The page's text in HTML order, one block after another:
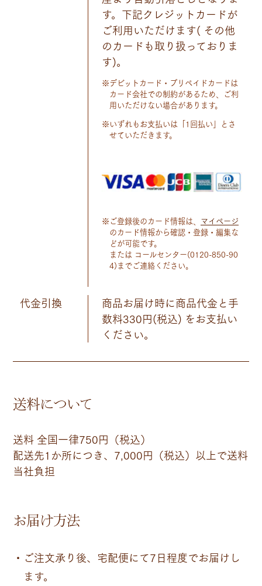
す。下記クレジットカードが
ご利用いただけます( その他
のカードも取り扱っておりま
す)。
※デビットカード・プリペイドカードは
カード会社での制約があるため、ご利
用いただけない場合があります。
※いずれもお支払いは「1回払い」とさ
せていただきます。
※ご登録後のカード情報は、 マイページ
のカード情報から確認・登録・編集な
どが可能です。
または コールセンター(0120-850-90
4)までご連絡ください。
代金引換
商品お届け時に商品代金と手
数料330円(税込) をお支払い
ください。
送料について
送料 全国一律750円（税込）
配送先1か所につき、7,000円（税込）以上で送料
当社負担
お届け方法
ご注文承り後、宅配便にて7日程度でお届けし
ます。